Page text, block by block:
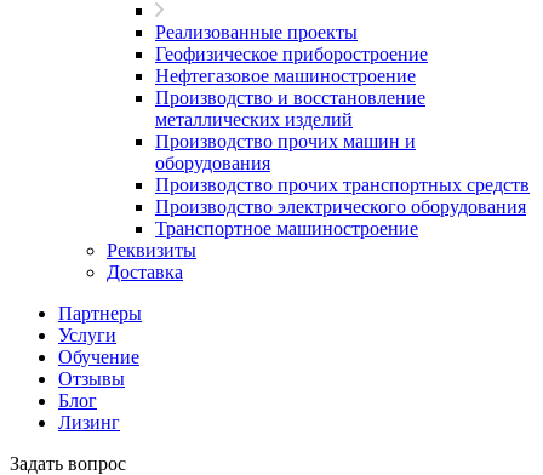
Реализованные проекты
Геофизическое приборостроение
Нефтегазовое машиностроение
Производство и восстановление
металлических изделий
Производство прочих машин и
оборудования
Производство прочих транспортных средств
Производство электрического оборудования
Транспортное машиностроение
Реквизиты
Доставка
Партнеры
Услуги
Обучение
Отзывы
Блог
Лизинг
Задать вопрос